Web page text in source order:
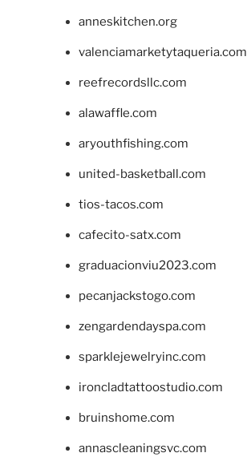
anneskitchen.org
valenciamarketytaqueria.com
reefrecordsllc.com
alawaffle.com
aryouthfishing.com
united-basketball.com
tios-tacos.com
cafecito-satx.com
graduacionviu2023.com
pecanjackstogo.com
zengardendayspa.com
sparklejewelryinc.com
ironcladtattoostudio.com
bruinshome.com
annascleaningsvc.com